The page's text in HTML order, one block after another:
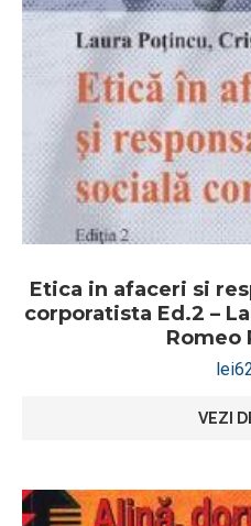
Etica in afaceri si
corporatista Ed.2 –
Romeo
lei
VEZI